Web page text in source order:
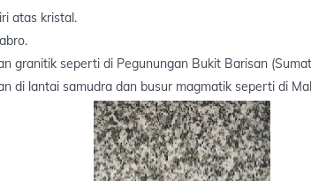
atas kristal.
granitik seperti di Pegunungan Bukit Barisan
di lantai samudra dan busur magmatik seperti di